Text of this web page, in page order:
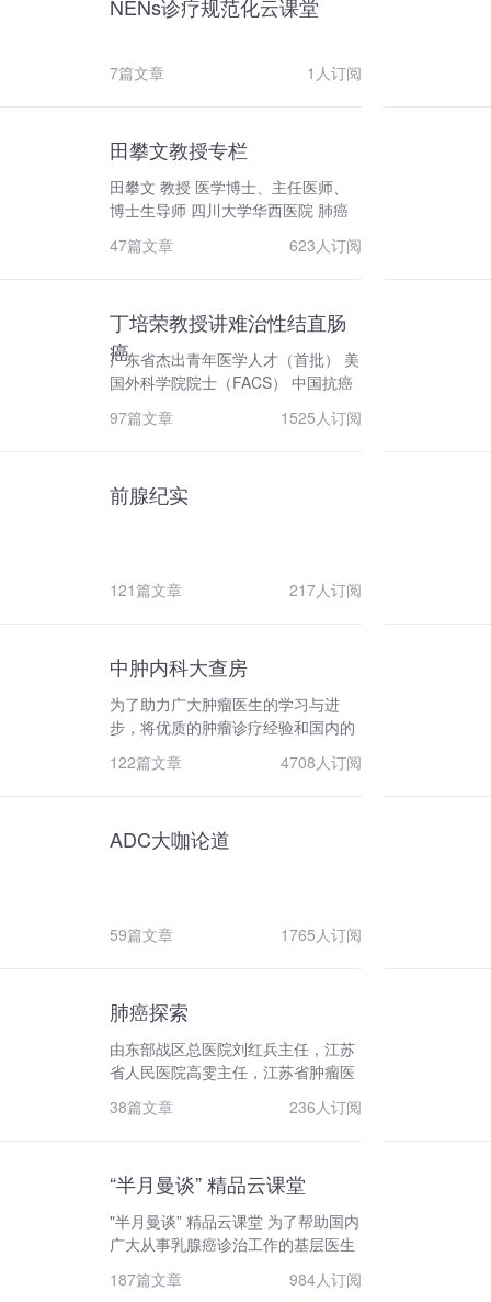
成果和肿瘤防治临床经验。HIO中标
为协会加快培育世界一流学术期刊，
提升国际影响力创造有利条件。
治宣传周”活动，至今已成功举办30
届，成为我国规模和影响力最大的肿
瘤科普品牌活动，每年组织2.4世界癌
月、国际肺癌关注月等主题活动；在
瘤学大会（CCHIO）科普专场和全国
肿瘤科普能力大赛；在全国创建肺
癌、乳腺癌、淋巴瘤、胃癌等科普教
育基地，搭建肿瘤精准科普教育的平
台；组织编写国内最具权威性、系统
康科普工程，组织出版《癌症知多
肿瘤科普能力提升全国继教项目“肿瘤
略。 每年组织中国抗癌协会科技
域的青年科技人才锐意创新，勇攀高
峰；建立人才智库，开展建言献策，
承接民政部癌症救助试点项目，每年
设，建立理事会党委和分支机构党的
工作小组，每年开展中国抗癌协会党
2020成功入选中国科协“世界一流学
会。
NENs诊疗规范化云课堂
1人订阅
7篇文章
田攀文教授专栏
田攀文 教授 医学博士、主任医师、
博士生导师 四川大学华西医院 肺癌
中心 副主任 四川大学华西医院 呼吸
与危重症医学科 医疗组长 四川省学
癌协会肿瘤呼吸病学专委会副主任委
员 四川省医学会呼吸专委会肺癌学组
副组长 参与获得国家科技进步奖二等
奖，四川省科技进步奖一等奖 主持国
家自然科学基金面上项目、四川省科
623人订阅
47篇文章
丁培荣教授讲难治性结直肠
癌
广东省杰出青年医学人才（首批） 美
国外科学院院士（FACS） 中国抗癌
协会家族遗传性肿瘤专业委员会 副主
任委员 中国临床肿瘤学会（CSCO）
委员 广东省医学会胃肠外科学分会
主任委员 美国纪念斯隆凯特林癌症中
1525人订阅
97篇文章
前腺纪实
217人订阅
121篇文章
中肿内科大查房
为了助力广大肿瘤医生的学习与进
步，将优质的肿瘤诊疗经验和国内的
同道分享，提高国内肿瘤诊疗的规范
化水平，同时也展示国内顶尖肿瘤医
内科，联合良医汇推出了一档创新栏
4708人订阅
122篇文章
ADC大咖论道
1765人订阅
59篇文章
肺癌探索
由东部战区总医院刘红兵主任，江苏
省人民医院高雯主任，江苏省肿瘤医
院于韶荣主任，联合创办的《肺癌探
索》栏目，聚焦肺癌领域的疑难问题
批评指正！
236人订阅
38篇文章
“半月曼谈” 精品云课堂
"半月曼谈” 精品云课堂 为了帮助国内
广大从事乳腺癌诊治工作的基层医生
树立正确理念、了解最新进展、规范
诊疗行为；良医汇「肿瘤资讯」特别
984人订阅
187篇文章